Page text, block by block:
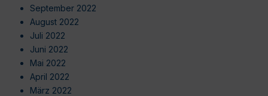
September 2022
August 2022
Juli 2022
Juni 2022
Mai 2022
April 2022
März 2022